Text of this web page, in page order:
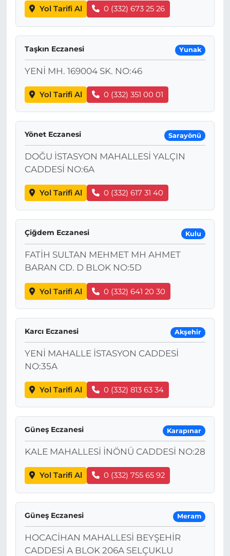
Yol Tarifi Al 0 (332) 673 25 26
Taşkın Eczanesi Yunak
YENİ MH. 169004 SK. NO:46
Yol Tarifi Al 0 (332) 351 00 01
Yönet Eczanesi Sarayönü
DOĞU İSTASYON MAHALLESİ YALÇIN
CADDESİ NO:6A
Yol Tarifi Al 0 (332) 617 31 40
Çiğdem Eczanesi Kulu
FATİH SULTAN MEHMET MH AHMET
BARAN CD. D BLOK NO:5D
Yol Tarifi Al 0 (332) 641 20 30
Karcı Eczanesi Akşehir
YENİ MAHALLE İSTASYON CADDESİ
NO:35A
Yol Tarifi Al 0 (332) 813 63 34
Güneş Eczanesi Karapınar
KALE MAHALLESİ İNÖNÜ CADDESİ NO:28
Yol Tarifi Al 0 (332) 755 65 92
Güneş Eczanesi Meram
HOCACİHAN MAHALLESİ BEYŞEHİR
CADDESİ A BLOK 206A SELÇUKLU